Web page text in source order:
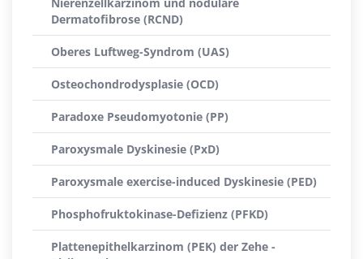
Dermatofibrose (RCND)
Oberes Luftweg-Syndrom (UAS)
Osteochondrodysplasie (OCD)
Paradoxe Pseudomyotonie (PP)
Paroxysmale Dyskinesie (PxD)
Paroxysmale exercise-induced Dyskinesie (PED)
Phosphofruktokinase-Defizienz (PFKD)
Plattenepithelkarzinom (PEK) der Zehe -